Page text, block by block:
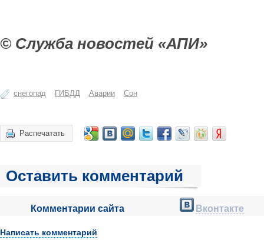
© Служба новостей «АПИ»
снегопад ГИБДД Аварии Сон
Распечатать
Оставить комментарий
Комментарии сайта Вконтакте
Написать комментарий